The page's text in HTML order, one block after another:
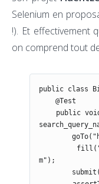
Selenium en
!). Et effectivement
on comprend tout
public class
m");